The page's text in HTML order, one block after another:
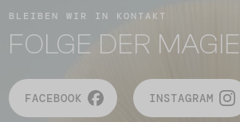
BLEIBEN WIR IN KONTAKT
FOLGE DER MAGIE
FACEBOOK INSTAGRAM